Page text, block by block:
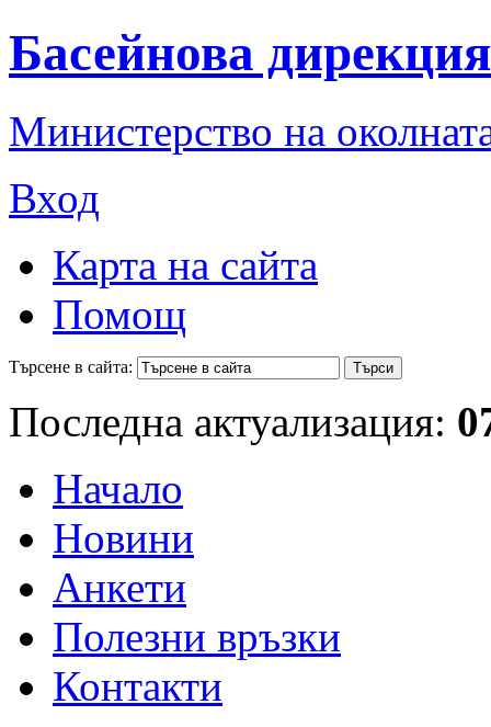
Басейнова
Министерство на
Вход
Карта на сайта
Помощ
Търсене в сайта:
Последна актуализация:
Начало
Новини
Анкети
Полезни връзки
Контакти